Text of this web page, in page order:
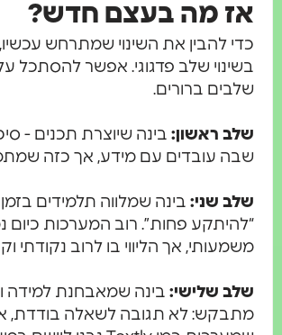
אז מה בעצם חדש?
כדי להבין את השינוי שמתרחש
בשינוי שלב פדגוגי. אפשר להסתכל
שלבים ברורים.
שלב ראשון: בינה שיוצרת תכנים -
שבה עובדים עם מידע, אך כזה
שלב שני: בינה שמלווה תלמידים
“להיתקע פחות”. רוב המערכות כיום
משמעותי, אך הליווי בו לרוב נקודתי
שלב שלישי: בינה שמאבחנת למידה
מתבקש: לא תגובה לשאלה בודדת,